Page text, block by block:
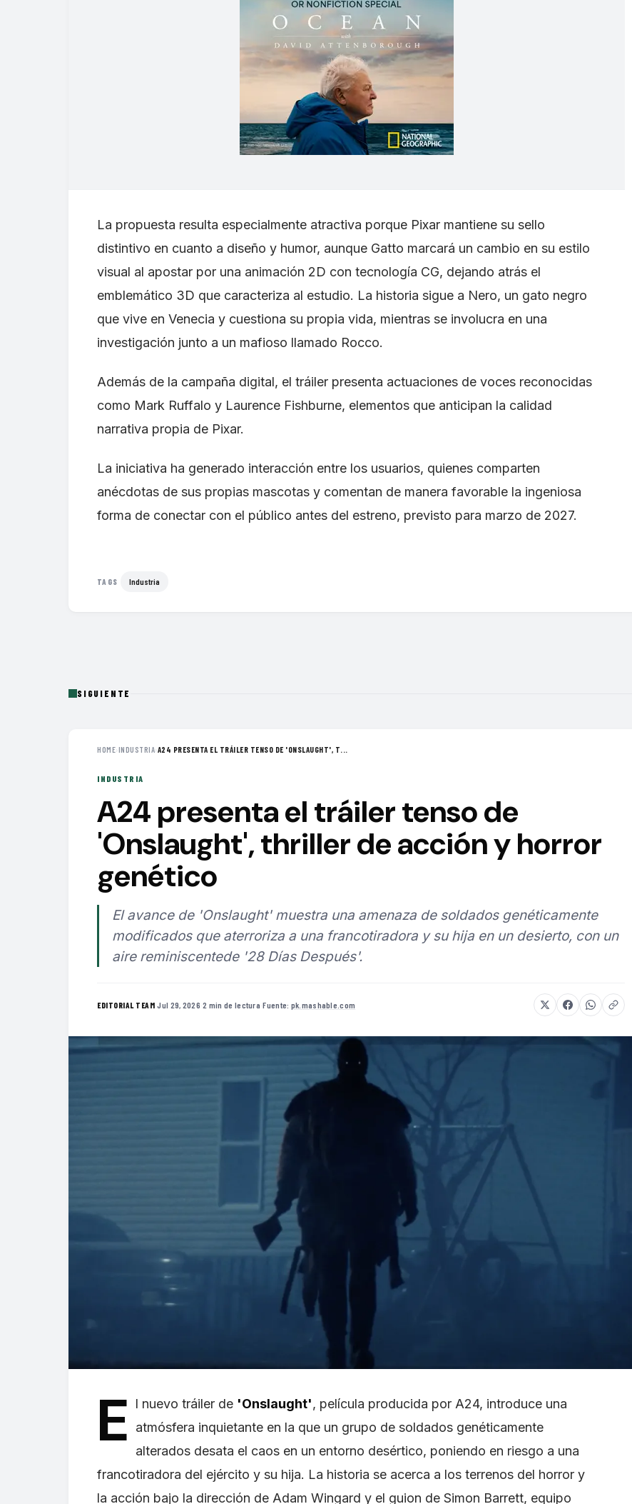
La propuesta resulta especialmente atractiva porque Pixar mantiene su sello
distintivo en cuanto a diseño y humor, aunque Gatto marcará un cambio en su estilo
visual al apostar por una animación 2D con tecnología CG, dejando atrás el
emblemático 3D que caracteriza al estudio. La historia sigue a Nero, un gato negro
que vive en Venecia y cuestiona su propia vida, mientras se involucra en una
investigación junto a un mafioso llamado Rocco.
Además de la campaña digital, el tráiler presenta actuaciones de voces reconocidas
como Mark Ruffalo y Laurence Fishburne, elementos que anticipan la calidad
narrativa propia de Pixar.
La iniciativa ha generado interacción entre los usuarios, quienes comparten
anécdotas de sus propias mascotas y comentan de manera favorable la ingeniosa
forma de conectar con el público antes del estreno, previsto para marzo de 2027.
TAGS Industria
SIGUIENTE
HOME›INDUSTRIA›A24 PRESENTA EL TRÁILER TENSO DE 'ONSLAUGHT', T...
INDUSTRIA
A24 presenta el tráiler tenso de
'Onslaught', thriller de acción y horror
genético
El avance de 'Onslaught' muestra una amenaza de soldados genéticamente
modificados que aterroriza a una francotiradora y su hija en un desierto, con un
aire reminiscentede '28 Días Después'.
EDITORIAL TEAM·Jul 29, 2026·2 min de lectura·Fuente: pk.mashable.com
E l nuevo tráiler de 'Onslaught', película producida por A24, introduce una
atmósfera inquietante en la que un grupo de soldados genéticamente
alterados desata el caos en un entorno desértico, poniendo en riesgo a una
francotiradora del ejército y su hija. La historia se acerca a los terrenos del horror y
la acción bajo la dirección de Adam Wingard y el guion de Simon Barrett, equipo